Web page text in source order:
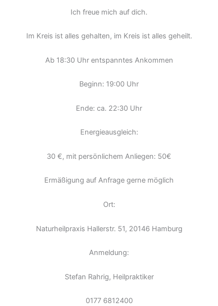
Ich freue mich auf dich.
Im Kreis ist alles gehalten, im Kreis ist alles geheilt.
Ab 18:30 Uhr entspanntes Ankommen
Beginn: 19:00 Uhr
Ende: ca. 22:30 Uhr
Energieausgleich:
30 €, mit persönlichem Anliegen: 50€
Ermäßigung auf Anfrage gerne möglich
Ort:
Naturheilpraxis Hallerstr. 51, 20146 Hamburg
Anmeldung:
Stefan Rahrig, Heilpraktiker
0177 6812400